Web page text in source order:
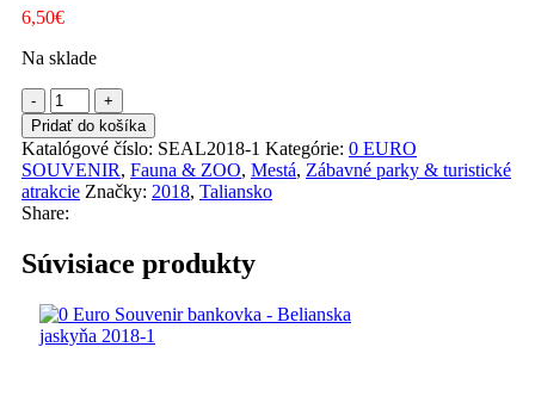
6,50€
Na sklade
množstvo
Riccione
2018-
1
Pridať do košíka
Katalógové číslo: SEAL2018-1 Kategórie: 0 EURO
SOUVENIR, Fauna & ZOO, Mestá, Zábavné parky & turistické
atrakcie Značky: 2018, Taliansko
Share:
Súvisiace produkty